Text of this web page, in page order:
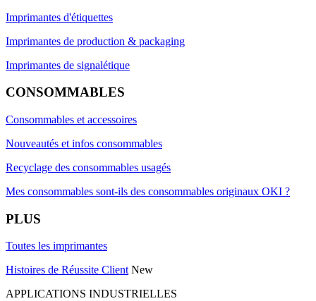
Imprimantes d'étiquettes
Imprimantes de production & packaging
Imprimantes de signalétique
CONSOMMABLES
Consommables et accessoires
Nouveautés et infos consommables
Recyclage des consommables usagés
Mes consommables sont-ils des consommables originaux OKI ?
PLUS
Toutes les imprimantes
Histoires de Réussite Client New
APPLICATIONS INDUSTRIELLES